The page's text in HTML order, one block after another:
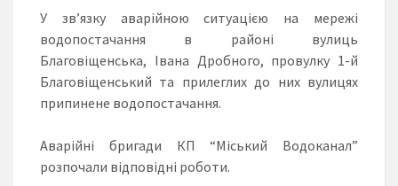
У зв’язку аварійною ситуацією на мережі
водопостачання в районі вулиць
Благовіщенська, Івана Дробного, провулку 1-й
Благовіщенський та прилеглих до них вулицях
припинене водопостачання.
Аварійні бригади КП “Міський Водоканал”
розпочали відповідні роботи.